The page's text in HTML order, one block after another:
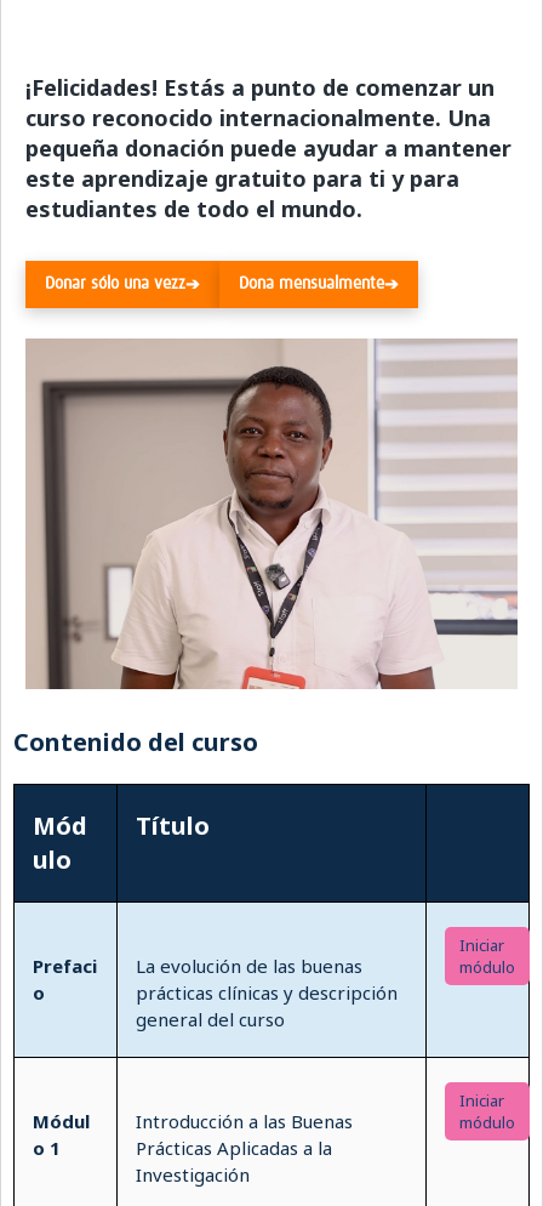
¡Felicidades! Estás a punto de comenzar un
curso reconocido internacionalmente. Una
pequeña donación puede ayudar a mantener
este aprendizaje gratuito para ti y para
estudiantes de todo el mundo.
Donar sólo una vezz➔ Dona mensualmente➔
Contenido del curso
Mód
ulo
Título
Prefaci
o
La evolución de las buenas
prácticas clínicas y descripción
general del curso
Iniciar
módulo
Módul
o 1
Introducción a las Buenas
Prácticas Aplicadas a la
Investigación
Iniciar
módulo